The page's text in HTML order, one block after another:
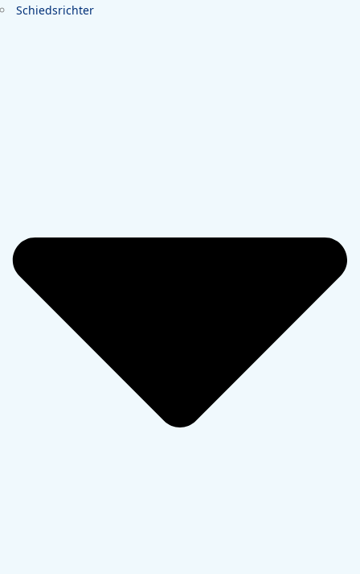
Schiedsrichter